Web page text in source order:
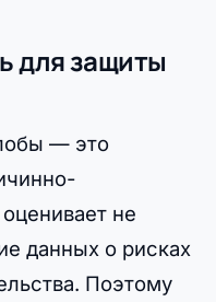
для защиты
— это
не
данных о рисках
Поэтому